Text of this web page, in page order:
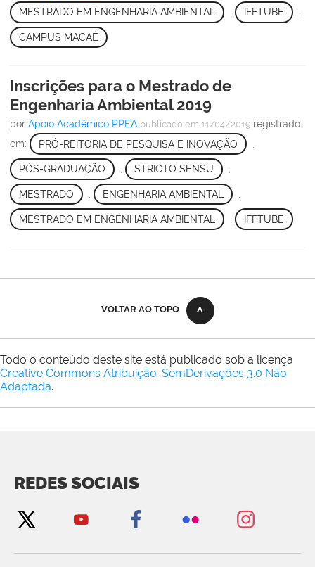
MESTRADO EM ENGENHARIA AMBIENTAL
, IFFTUBE ,
CAMPUS MACAÉ
Inscrições para o Mestrado de
Engenharia Ambiental 2019
por Apoio Acadêmico PPEA publicado em 11/04/2019 registrado
em:
PRÓ-REITORIA DE PESQUISA E INOVAÇÃO
PÓS-GRADUAÇÃO , STRICTO SENSU ,
MESTRADO ENGENHARIA AMBIENTAL
MESTRADO EM ENGENHARIA AMBIENTAL IFFTUBE
VOLTAR AO TOPO
Todo o conteúdo deste site está publicado sob a licença
Creative Commons Atribuição-SemDerivações 3.0 Não
Adaptada.
REDES SOCIAIS